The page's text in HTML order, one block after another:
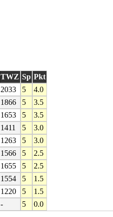
TWZ Sp Pkt
2033 5
4.0
1866 5
3.5
1653 5
3.5
1411 5
3.0
1263 5
3.0
1566 5
2.5
1655 5
2.5
1554 5
1.5
1220 5
1.5
- 5 0.0